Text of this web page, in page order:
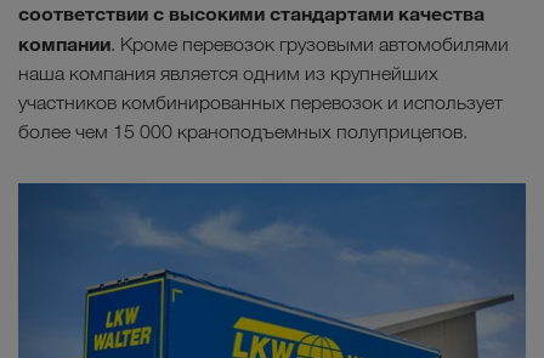
соответствии с высокими стандартами качества
компании. Кроме перевозок грузовыми автомобилями
наша компания является одним из крупнейших
участников комбинированных перевозок и использует
более чем 15 000 краноподъемных полуприцепов.